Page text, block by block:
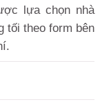
lựa chọn nhà
tối theo form bên